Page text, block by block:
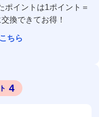
ポイントは1ポイント＝
換できてお得！
ちら
4